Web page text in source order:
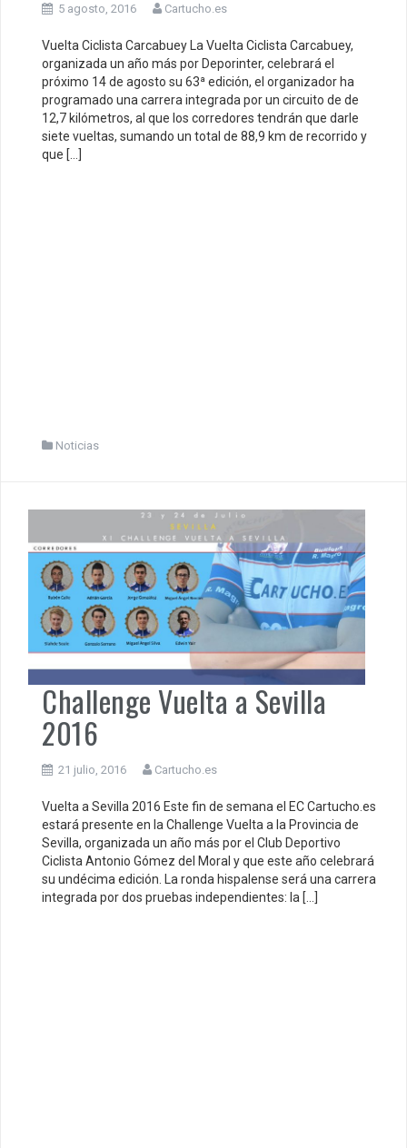
5 agosto, 2016 Cartucho.es
Vuelta Ciclista Carcabuey La Vuelta Ciclista Carcabuey,
organizada un año más por Deporinter, celebrará el
próximo 14 de agosto su 63ª edición, el organizador ha
programado una carrera integrada por un circuito de de
12,7 kilómetros, al que los corredores tendrán que darle
siete vueltas, sumando un total de 88,9 km de recorrido y
que […]
Noticias
Challenge Vuelta a Sevilla
2016
21 julio, 2016 Cartucho.es
Vuelta a Sevilla 2016 Este fin de semana el EC Cartucho.es
estará presente en la Challenge Vuelta a la Provincia de
Sevilla, organizada un año más por el Club Deportivo
Ciclista Antonio Gómez del Moral y que este año celebrará
su undécima edición. La ronda hispalense será una carrera
integrada por dos pruebas independientes: la […]